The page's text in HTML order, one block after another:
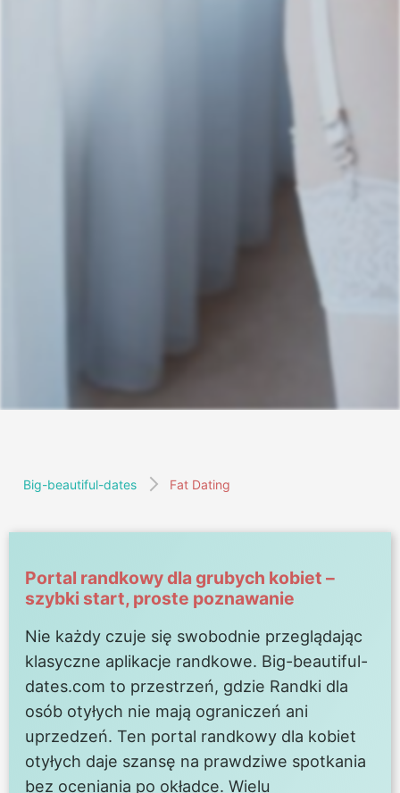
Big-beautiful-dates Fat Dating
Portal randkowy dla grubych kobiet –
szybki start, proste poznawanie
Nie każdy czuje się swobodnie przeglądając
klasyczne aplikacje randkowe. Big-beautiful-
dates.com to przestrzeń, gdzie Randki dla
osób otyłych nie mają ograniczeń ani
uprzedzeń. Ten portal randkowy dla kobiet
otyłych daje szansę na prawdziwe spotkania
bez oceniania po okładce. Wielu